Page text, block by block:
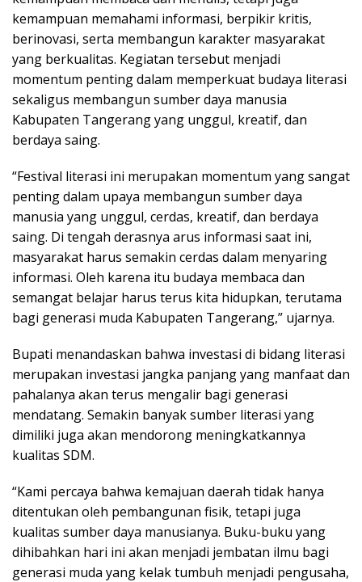
kemampuan memahami informasi, berpikir kritis,
berinovasi, serta membangun karakter masyarakat
yang berkualitas. Kegiatan tersebut menjadi
momentum penting dalam memperkuat budaya literasi
sekaligus membangun sumber daya manusia
Kabupaten Tangerang yang unggul, kreatif, dan
berdaya saing.
“Festival literasi ini merupakan momentum yang sangat
penting dalam upaya membangun sumber daya
manusia yang unggul, cerdas, kreatif, dan berdaya
saing. Di tengah derasnya arus informasi saat ini,
masyarakat harus semakin cerdas dalam menyaring
informasi. Oleh karena itu budaya membaca dan
semangat belajar harus terus kita hidupkan, terutama
bagi generasi muda Kabupaten Tangerang,” ujarnya.
Bupati menandaskan bahwa investasi di bidang literasi
merupakan investasi jangka panjang yang manfaat dan
pahalanya akan terus mengalir bagi generasi
mendatang. Semakin banyak sumber literasi yang
dimiliki juga akan mendorong meningkatkannya
kualitas SDM.
“Kami percaya bahwa kemajuan daerah tidak hanya
ditentukan oleh pembangunan fisik, tetapi juga
kualitas sumber daya manusianya. Buku-buku yang
dihibahkan hari ini akan menjadi jembatan ilmu bagi
generasi muda yang kelak tumbuh menjadi pengusaha,